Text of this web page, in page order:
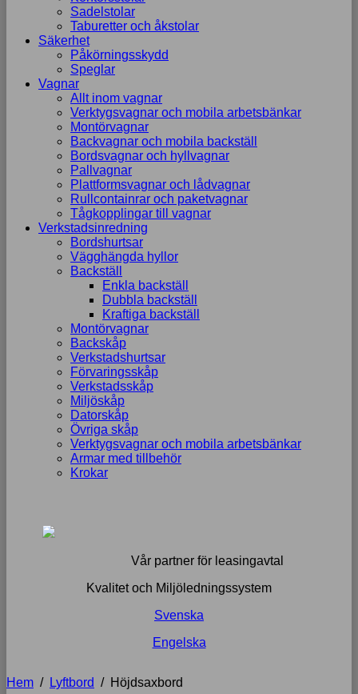
Sadelstolar
Taburetter och åkstolar
Säkerhet
Påkörningsskydd
Speglar
Vagnar
Allt inom vagnar
Verktygsvagnar och mobila arbetsbänkar
Montörvagnar
Backvagnar och mobila backställ
Bordsvagnar och hyllvagnar
Pallvagnar
Plattformsvagnar och lådvagnar
Rullcontainrar och paketvagnar
Tågkopplingar till vagnar
Verkstadsinredning
Bordshurtsar
Vägghängda hyllor
Backställ
Enkla backställ
Dubbla backställ
Kraftiga backställ
Montörvagnar
Backskåp
Verkstadshurtsar
Förvaringsskåp
Verkstadsskåp
Miljöskåp
Datorskåp
Övriga skåp
Verktygsvagnar och mobila arbetsbänkar
Armar med tillbehör
Krokar
Vår partner för leasingavtal
Kvalitet och Miljöledningssystem
Svenska
Engelska
Hem / Lyftbord / Höjdsaxbord